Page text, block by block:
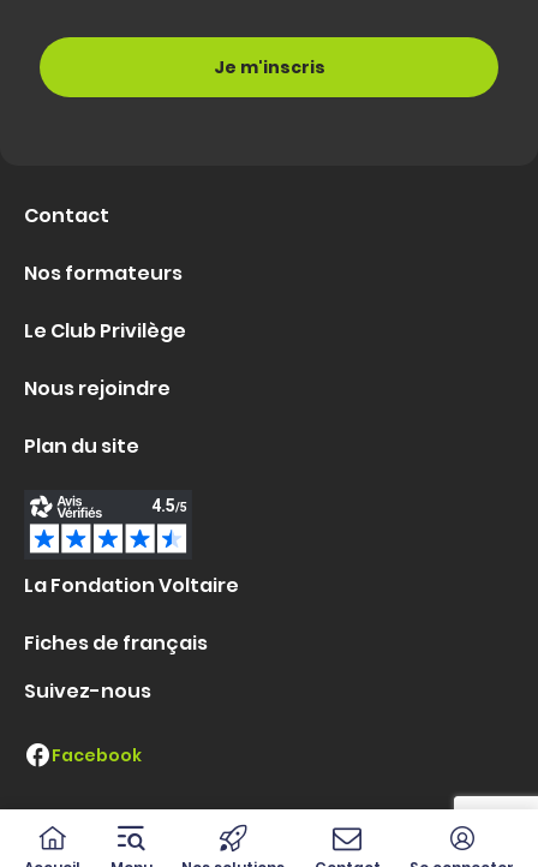
Contact
Nos formateurs
Le Club Privilège
Nous rejoindre
Plan du site
La Fondation Voltaire
Fiches de français
Suivez-nous
Facebook
Linkedin